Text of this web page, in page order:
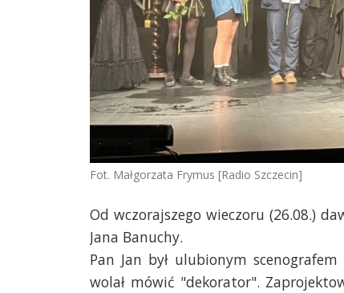
Fot. Małgorzata Frymus [Radio Szczecin]
Od wczorajszego wieczoru (26.08.)
Jana Banuchy.
Pan Jan był ulubionym
wolał mówić "dekorator".